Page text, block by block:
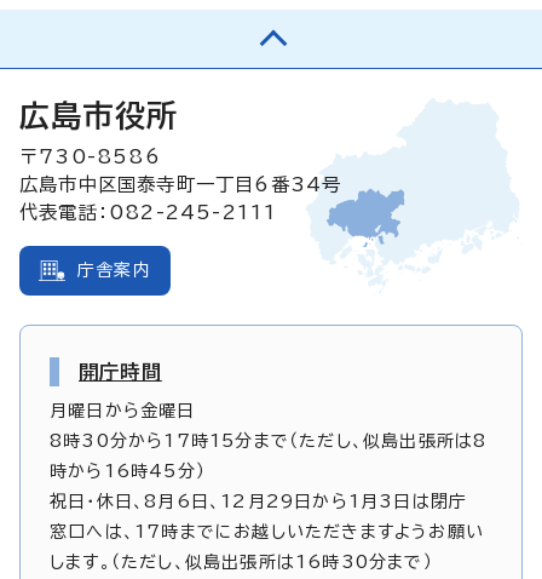
広島市役所
〒730-8586
広島市中区国泰寺町一丁目6番34号
代表電話：082-245-2111
庁舎案内
開庁時間
月曜日から金曜日
8時30分から17時15分まで（ただし、似島出張所は8
時から16時45分）
祝日・休日、8月6日、12月29日から1月3日は閉庁
窓口へは、17時までにお越しいただきますようお願い
します。（ただし、似島出張所は16時30分まで）